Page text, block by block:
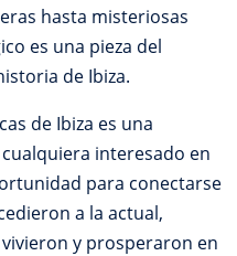
hasta misteriosas
es una pieza del
de Ibiza.
de Ibiza es una
interesado en
para conectarse
a la actual,
y prosperaron en